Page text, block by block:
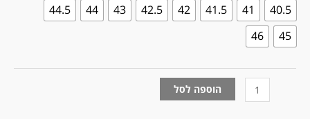
40.5
41
41.5
42
42.5
43
44
44.5
45
46
הוספה לסל